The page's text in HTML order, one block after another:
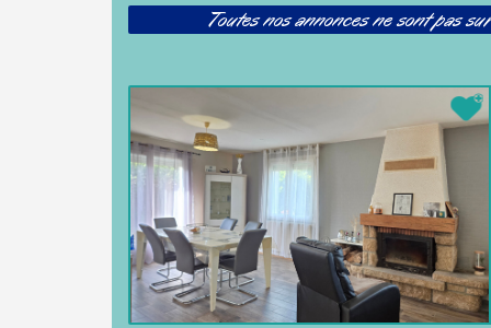
Toutes nos annonces ne sont pas